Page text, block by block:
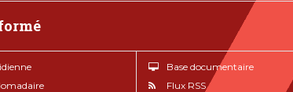
Base documentaire
Flux RSS